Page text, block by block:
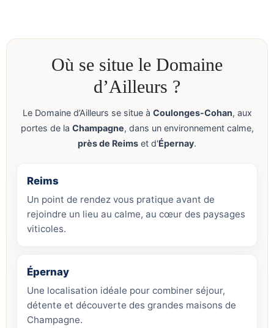
Où se situe le Domaine
d’Ailleurs ?
Le Domaine d’Ailleurs se situe à Coulonges-Cohan, aux
portes de la Champagne, dans un environnement calme,
près de Reims et d'Épernay.
Reims
Un point de rendez vous pratique avant de
rejoindre un lieu au calme, au cœur des paysages
viticoles.
Épernay
Une localisation idéale pour combiner séjour,
détente et découverte des grandes maisons de
Champagne.